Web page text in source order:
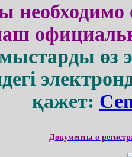
необходимо
өз
қажет:
Документы о